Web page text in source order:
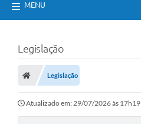
MENU
Legislação
Legislação
Atualizado em: 29/07/2026 às 17h19